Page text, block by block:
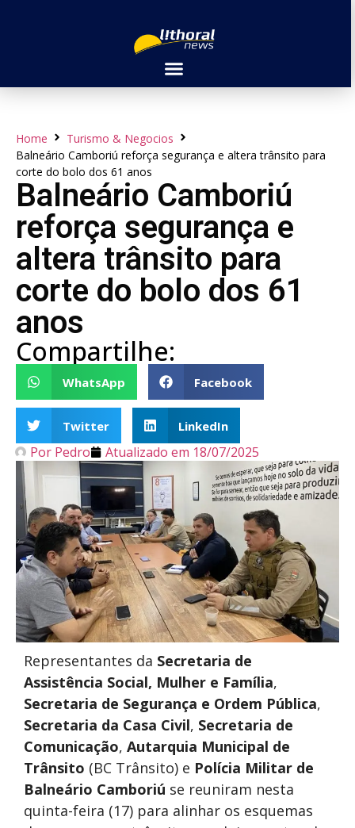
Home
Turismo & Negocios
Balneário Camboriú reforça segurança e altera trânsito para
corte do bolo dos 61 anos
Balneário Camboriú
reforça segurança e
altera trânsito para
corte do bolo dos 61
anos
Compartilhe:
WhatsApp Facebook
Twitter LinkedIn
Por Pedro Atualizado em 18/07/2025
Representantes da Secretaria de
Assistência Social, Mulher e Família,
Secretaria de Segurança e Ordem Pública,
Secretaria da Casa Civil, Secretaria de
Comunicação, Autarquia Municipal de
Trânsito (BC Trânsito) e Polícia Militar de
Balneário Camboriú se reuniram nesta
quinta-feira (17) para alinhar os esquemas